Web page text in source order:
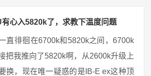
心入5820k了，求教下温度问题
直徘徊在6700k和5820k之间，6700k
把我推向了5820k啊，从2600k升级上
换，现在唯一疑惑的是IB-E ex这种顶